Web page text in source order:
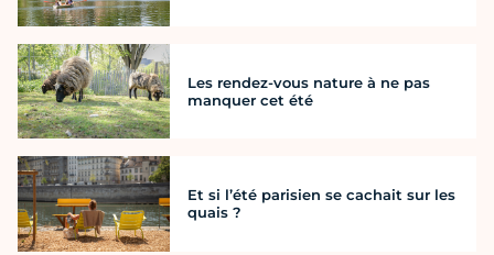
Les rendez-vous nature à ne pas
manquer cet été
Et si l’été parisien se cachait sur les
quais ?